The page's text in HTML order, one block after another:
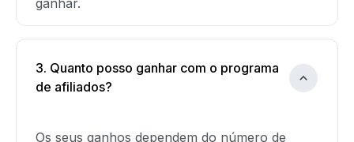
ganhar.
3. Quanto posso ganhar com o programa
de afiliados?
Os seus ganhos dependem do número de